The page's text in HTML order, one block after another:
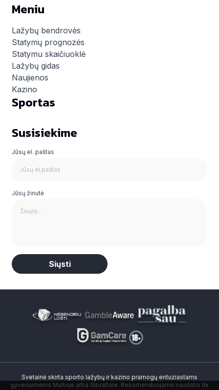
Meniu
Lažybų bendrovės
Statymų prognozės
Statymu skaičiuoklė
Lažybų gidas
Naujienos
Kazino
Sportas
Susisiekime
Jūsų el. paštas
Jūsų žinutė
Svetainė skirta sporto lažybų ir kazino pramogų entuziastams
gyvenantiems Maltoje arba Gibraltare. Rekomenduojame naudotis tik